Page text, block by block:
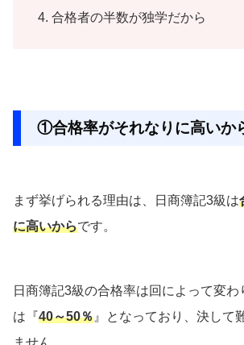
合格者の半数が独学だから
①合格率がそれなりに高いか
まず挙げられる理由は、日商簿記3級は
に高いからです。
日商簿記3級の合格率は回によって変
は『40～50％ 』となっており、決して